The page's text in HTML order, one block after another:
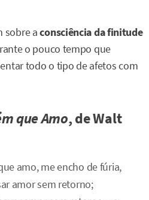
sobre aconsciência da finitude
o pouco tempo que
todo o tipo de afetos com
que Amo, de Walt
amo, me encho de fúria,
amor sem retorno;